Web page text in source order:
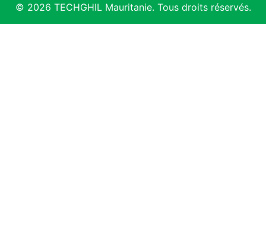
© 2026 TECHGHIL Mauritanie. Tous droits réservés.